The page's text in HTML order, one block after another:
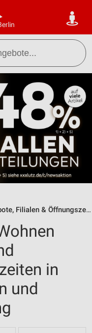
Filialen & Öffnungszeiten
in
und